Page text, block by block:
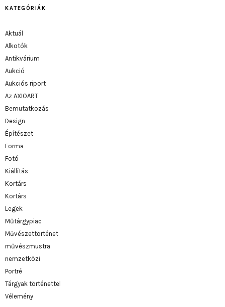
KATEGÓRIÁK
Aktuál
Alkotók
Antikvárium
Aukció
Aukciós riport
Az AXIOART
Bemutatkozás
Design
Építészet
Forma
Fotó
Kiállítás
Kortárs
Kortárs
Legek
Műtárgypiac
Művészettörténet
művészmustra
nemzetközi
Portré
Tárgyak történettel
Vélemény